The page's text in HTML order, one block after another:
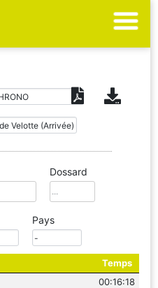
Dossard
Pays
Temps
00:16:18